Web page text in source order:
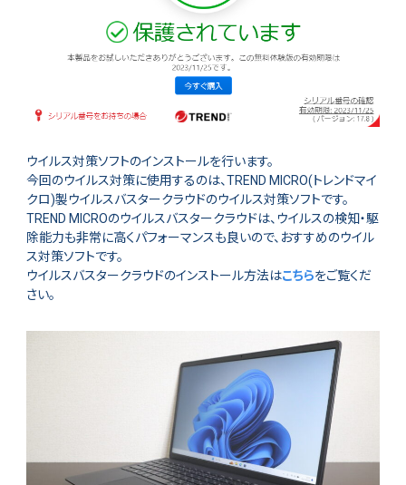
ウイルス対策ソフトのインストールを行います。
今回のウイルス対策に使用するのは、TREND MICRO(トレンドマイ
クロ)製ウイルスバスタークラウドのウイルス対策ソフトです。
TREND MICROのウイルスバスタークラウドは、ウイルスの検知・駆
除能力も非常に高くパフォーマンスも良いので、おすすめのウイル
ス対策ソフトです。
ウイルスバスタークラウドのインストール方法はこちらをご覧くだ
さい。